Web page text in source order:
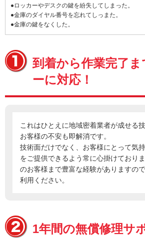
●ロッカーやデスクの鍵を紛失してしまった。
●金庫のダイヤル番号を忘れてしっまた。
●金庫の鍵をなくした。
到着から作業完了
ーに対応！
これはひとえに地域密着業者が成せる
お客様の不安も即解消です。
技術面だけでなく、お客様にとって気
をご提供できるよう常に心掛けており
のお客様まで豊富な経験がありますの
利用ください。
1年間の無償修理サ